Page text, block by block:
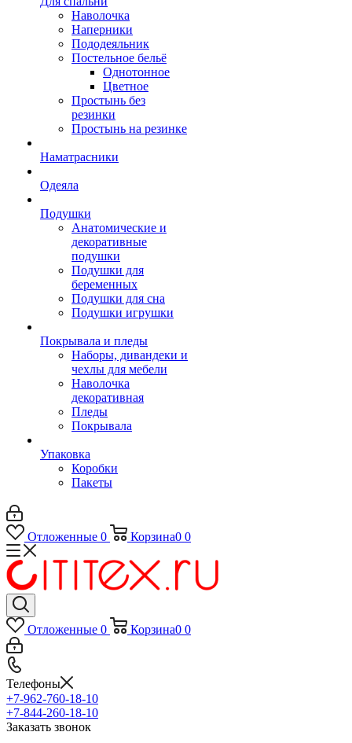
Наволочка
Наперники
Пододеяльник
Постельное бельё
Однотонное
Цветное
Простынь без
резинки
Простынь на резинке
Наматрасники
Одеяла
Подушки
Анатомические и
декоративные
подушки
Подушки для
беременных
Подушки для сна
Подушки игрушки
Покрывала и пледы
Наборы, дивандеки и
чехлы для мебели
Наволочка
декоративная
Пледы
Покрывала
Упаковка
Коробки
Пакеты
Отложенные 0 Корзина0 0
Отложенные 0 Корзина0 0
Телефоны
+7-962-760-18-10
+7-844-260-18-10
Заказать звонок